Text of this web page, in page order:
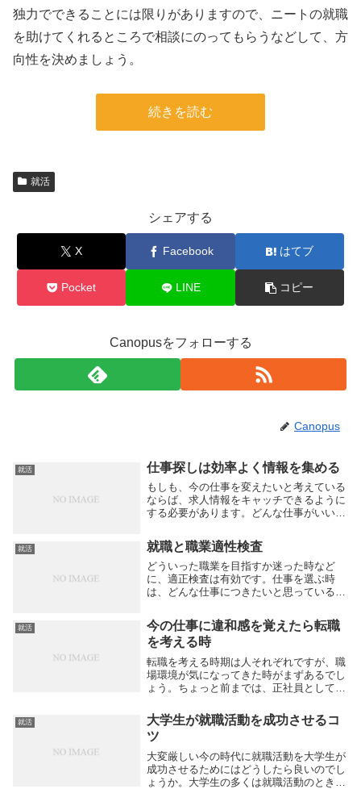
独力でできることには限りがありますので、ニートの就職
を助けてくれるところで相談にのってもらうなどして、方
向性を決めましょう。
続きを読む
就活
シェアする
X Facebook はてブ
Pocket LINE コピー
Canopusをフォローする
Canopus
就活 仕事探しは効率よく情報を集める
もしも、今の仕事を変えたいと考えている
ならば、求人情報をキャッチできるように
する必要があります。どんな仕事がいいか
たほうが、目当ての情報を見つけやすくな
ります。数冊の求人雑誌を定期的にチェッ
クするように...
就活 就職と職業適性検査
どういった職業を目指すか迷った時など
に、適正検査は有効です。仕事を選ぶ時
は、どんな仕事につきたいと思っているか
決めるものです。自己分析の結果を参考に
して、どんな仕事が自分にとって適職かを
見極めることが可...
就活
今の仕事に違和感を覚えたら転職
を考える時
転職を考える時期は人それぞれですが、職
場環境が気になってきた時がまずあるでし
ょう。ちょっと前までは、正社員として働
一般的でした。自分が勤めている企業に対
して思うところがあったとしても、言葉に
出さず黙々と...
就活
大学生が就職活動を成功させるコ
ツ
大変厳しい今の時代に就職活動を大学生が
成功させるためにはどうしたら良いのでし
ょうか。大学生の多くは就職活動のときに